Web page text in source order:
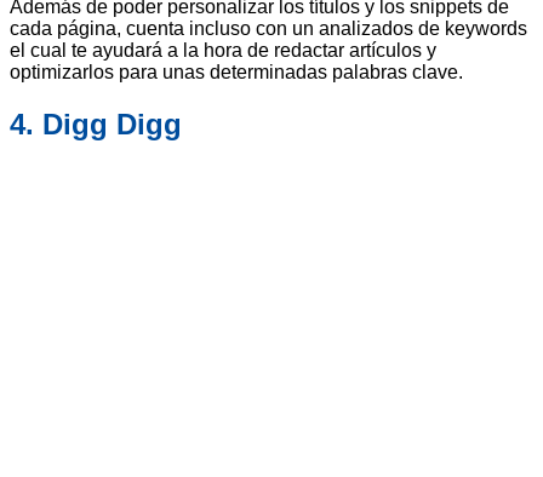
Además de poder personalizar los títulos y los snippets de
cada página, cuenta incluso con un analizados de keywords
el cual te ayudará a la hora de redactar artículos y
optimizarlos para unas determinadas palabras clave.
4. Digg Digg